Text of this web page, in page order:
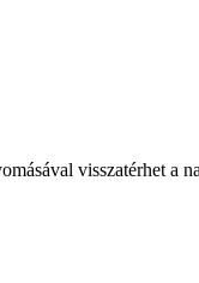
visszatérhet a